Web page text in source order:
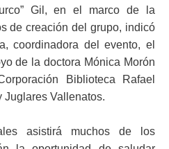
Gil, en el marco de la
de creación del grupo, indicó
coordinadora del evento, el
de la doctora Mónica Morón
Biblioteca Rafael
Juglares Vallenatos.
asistirá muchos de los